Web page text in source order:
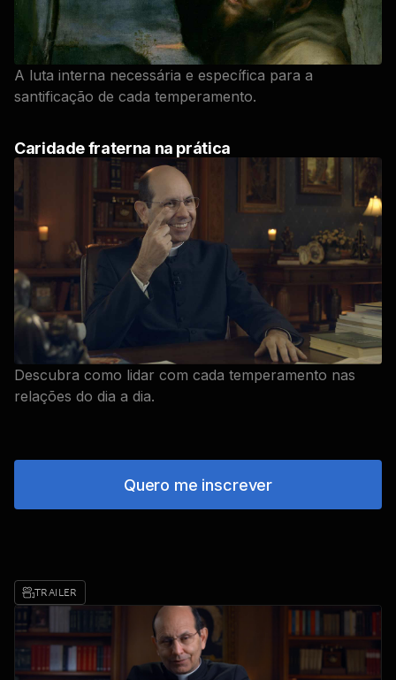
A luta interna necessária e específica para a
santificação de cada temperamento.
Caridade fraterna na prática
Descubra como lidar com cada temperamento nas
relações do dia a dia.
Quero me inscrever
TRAILER